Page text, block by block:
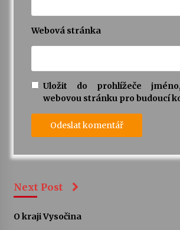
Webová stránka
Uložit do prohlížeče
webovou stránku pro budoucí
Next Post
O kraji Vysočina